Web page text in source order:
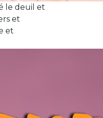
le deuil et
et
et